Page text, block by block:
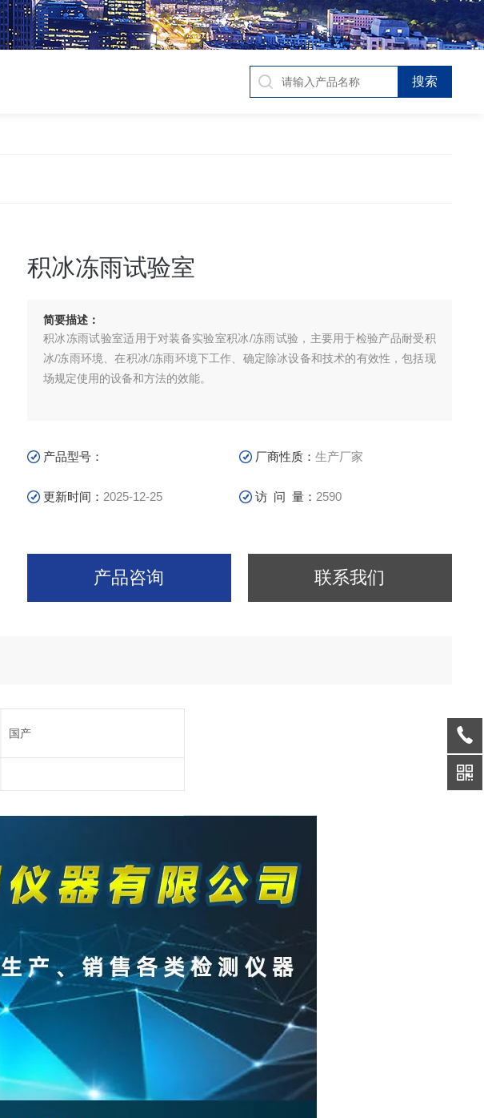
积冰冻雨试验室
简要描述：
积冰冻雨试验室适用于对装备实验室积冰/冻雨试验，主要用于检验产品耐受积
冰/冻雨环境、在积冰/冻雨环境下工作、确定除冰设备和技术的有效性，包括现
场规定使用的设备和方法的效能。
产品型号： 厂商性质：生产厂家
更新时间： 2025-12-25 访 问 量： 2590
产品咨询 联系我们
国产